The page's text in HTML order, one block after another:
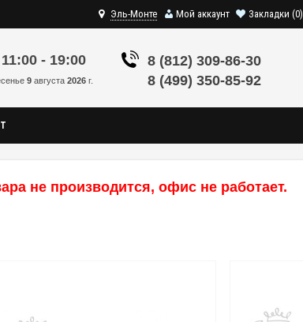
Мой аккаунт Закладки (0)
Эль-Монте
- 19:00
9 августа 2026 г.
8 (812) 309-86-30
8 (499) 350-85-92
не производится, офис не работает.